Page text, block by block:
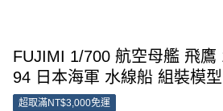
FUJIMI 1/700 航空母艦 飛鷹
94 日本海軍 水線船 組裝模
超取滿NT$3,000免運